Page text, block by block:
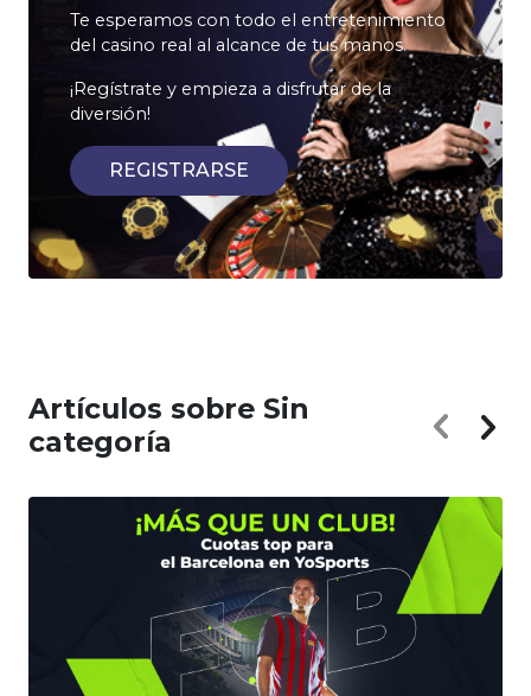
Te esperamos con todo el entretenimiento
del casino real al alcance de tus manos.
¡Regístrate y empieza a disfrutar de la
diversión!
REGISTRARSE
Artículos sobre Sin
categoría